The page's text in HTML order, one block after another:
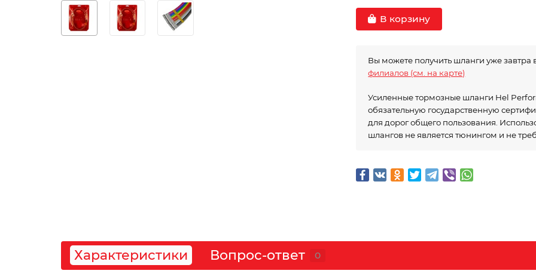
В корзину
Вы можете получить шланги уже
филиалов (см. на карте)
Усиленные тормозные шланги Hel
обязательную государственную
для дорог общего пользования.
шлангов не является тюнингом и не
Характеристики Вопрос-ответ 0